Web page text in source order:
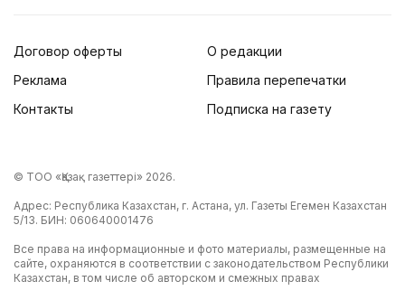
Договор оферты
Реклама
Контакты
О редакции
Правила перепечатки
Подписка на газету
© ТОО «Қазақ газеттері» 2026.
Адрес: Республика Казахстан, г. Астана, ул. Газеты Егемен Казахстан
5/13. БИН: 060640001476
Все права на информационные и фото материалы, размещенные на
сайте, охраняются в соответствии с законодательством Республики
Казахстан, в том числе об авторском и смежных правах